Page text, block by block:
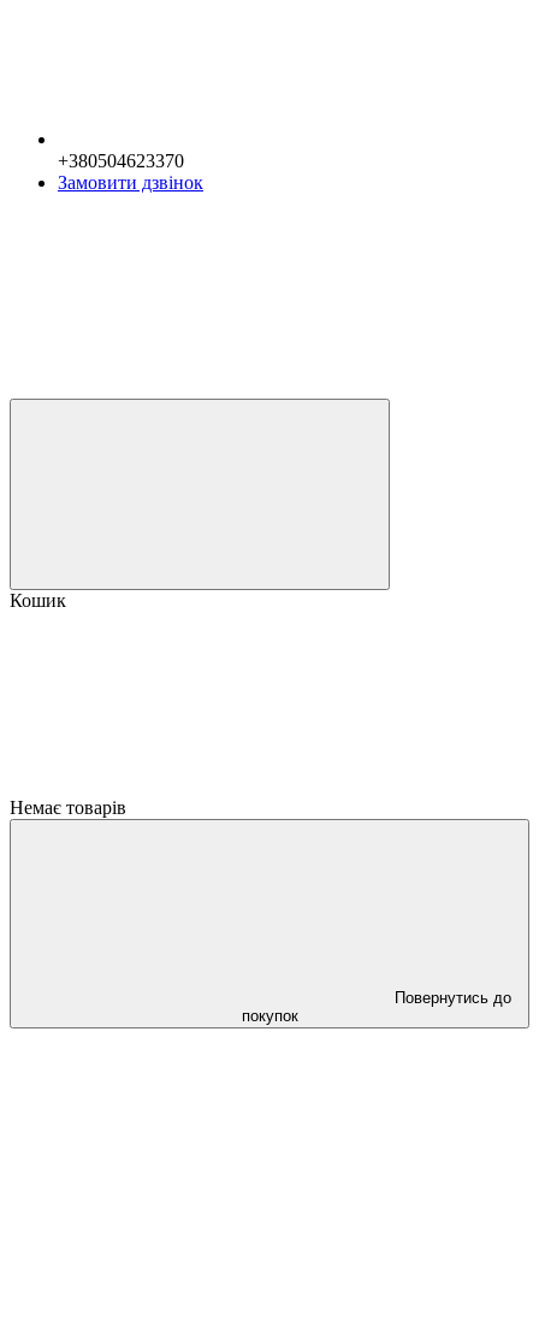
+380504623370
Замовити дзвінок
Кошик
Немає товарів
Повернутись до
покупок